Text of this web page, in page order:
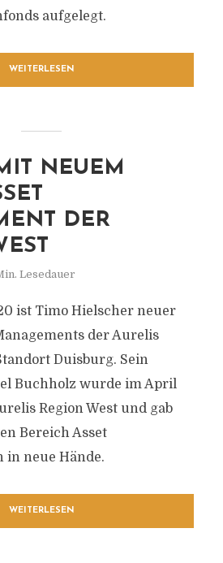
aufgelegt.
WEITERLESEN
NEUEM
DER
Lesedauer
ist Timo Hielscher neuer
der Aurelis
Duisburg. Sein
Buchholz wurde im April
Region West und gab
Bereich Asset
in neue Hände.
WEITERLESEN